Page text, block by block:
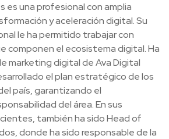
es una profesional con amplia
y aceleración digital. Su
le ha permitido trabajar con
componen el ecosistema digital. Ha
marketing digital de Ava Digital
el plan estratégico de los
país, garantizando el
del área. En sus
también ha sido Head of
donde ha sido responsable de la